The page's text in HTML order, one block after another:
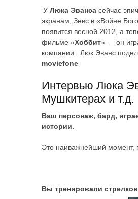
У Люка Эванса сейчас
экранам, Зевс в «Войне
появится весной 2012, а
фильме «Хоббит» — он
компании. Люк Эванс
moviefone
Интервью Люка
Мушкитерах и т.д.
Ваш персонаж, бард,
истории.
Это наиважнейший момент,
Вы тренировали